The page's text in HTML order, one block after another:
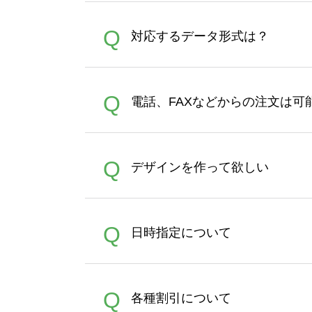
A
す。 30枚以上やシルク印刷な
さい。製作する数量が多けれ
Q 対応するデータ形式は？
A
ズは、20MBです。デジカメ
Illustratorからの直接入稿には
Q 電話、FAXなどからの注文は可
A
バッグコンシェルやタンブラ
Q デザインを作って欲しい
A
ン作成のお手伝いをすること
合は、デザインツールをご利
Q 日時指定について
A
者にご連絡いただき調整をお
Q 各種割引について